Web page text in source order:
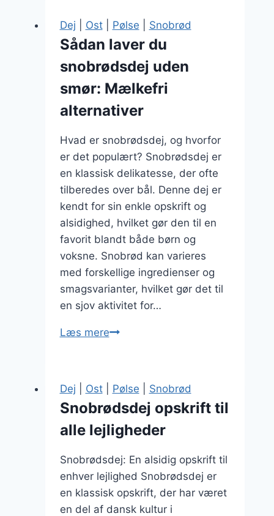
sommerfest
Dej Ost| Pølse Snobrød
Sådan laver du
snobrødsdej uden
smør: Mælkefri
alternativer
Hvad er snobrødsdej, og hvorfor
er det populært? Snobrødsdej er
en klassisk delikatesse, der ofte
tilberedes over bål. Denne dej er
kendt for sin enkle opskrift og
alsidighed, hvilket gør den til en
favorit blandt både børn og
voksne. Snobrød kan varieres
med forskellige ingredienser og
smagsvarianter, hvilket gør det til
en sjov aktivitet for…
Læs mereSådan
snobrødsdej
uden
smør:
Mælkefri
Dej Ost| Pølse Snobrød
Snobrødsdej opskrift til
alle lejligheder
Snobrødsdej: En alsidig opskrift til
enhver lejlighed Snobrødsdej er
en klassisk opskrift, der har været
en del af dansk kultur i